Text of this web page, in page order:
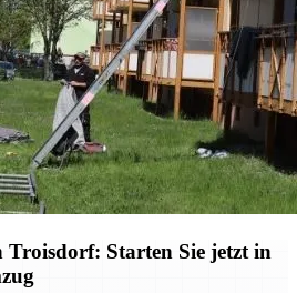
Troisdorf: Starten Sie jetzt in